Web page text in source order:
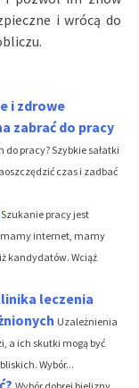
i wrócą do
i zdrowe
zabrać do pracy
pracy? Szybkie sałatki
czas i zadbać
Szukanie pracy jest
mamy internet, mamy
kandydatów. Wciąż
leczenia
Uzależnienia
a ich skutki mogą być
Wybór...